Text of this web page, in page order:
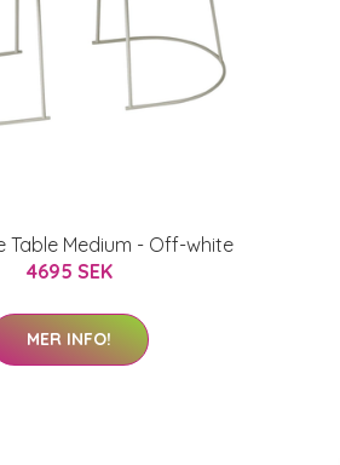
Table Medium - Off-white
4695 SEK
MER INFO!